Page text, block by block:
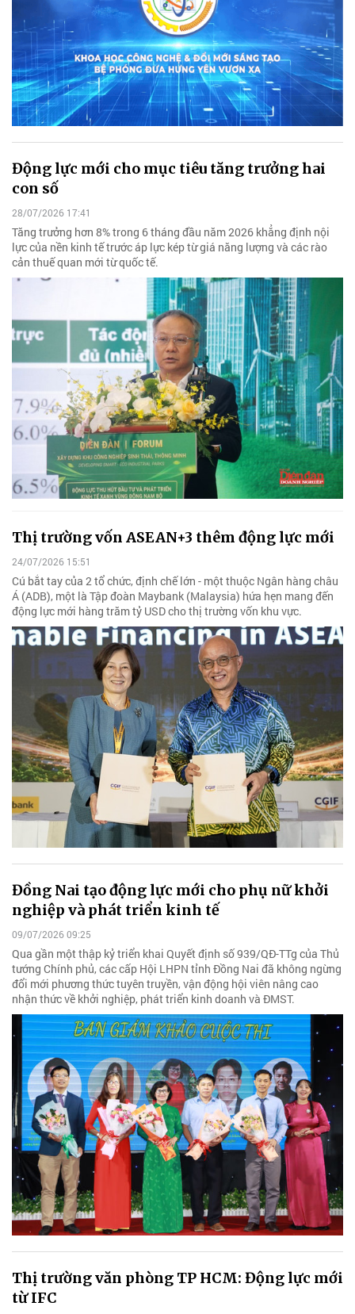
Động lực mới cho mục tiêu tăng trưởng hai
con số
28/07/2026 17:41
Tăng trưởng hơn 8% trong 6 tháng đầu năm 2026 khẳng định nội
lực của nền kinh tế trước áp lực kép từ giá năng lượng và các rào
cản thuế quan mới từ quốc tế.
Thị trường vốn ASEAN+3 thêm động lực mới
24/07/2026 15:51
Cú bắt tay của 2 tổ chức, định chế lớn - một thuộc Ngân hàng châu
Á (ADB), một là Tập đoàn Maybank (Malaysia) hứa hẹn mang đến
động lực mới hàng trăm tỷ USD cho thị trường vốn khu vực.
Đồng Nai tạo động lực mới cho phụ nữ khởi
nghiệp và phát triển kinh tế
09/07/2026 09:25
Qua gần một thập kỷ triển khai Quyết định số 939/QĐ-TTg của Thủ
tướng Chính phủ, các cấp Hội LHPN tỉnh Đồng Nai đã không ngừng
đổi mới phương thức tuyên truyền, vận động hội viên nâng cao
nhận thức về khởi nghiệp, phát triển kinh doanh và ĐMST.
Thị trường văn phòng TP HCM: Động lực mới
từ IFC